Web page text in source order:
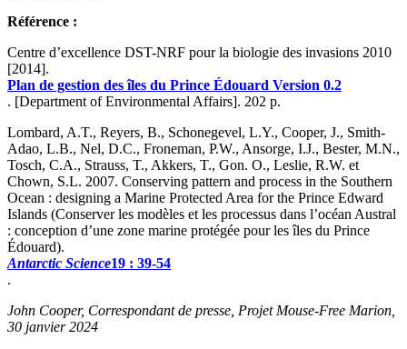
Référence :
Centre d’excellence DST-NRF pour la biologie des invasions 2010
[2014].
Plan de gestion des îles du Prince Édouard Version 0.2
. [Department of Environmental Affairs]. 202 p.
Lombard, A.T., Reyers, B., Schonegevel, L.Y., Cooper, J., Smith-
Adao, L.B., Nel, D.C., Froneman, P.W., Ansorge, I.J., Bester, M.N.,
Tosch, C.A., Strauss, T., Akkers, T., Gon. O., Leslie, R.W. et
Chown, S.L. 2007. Conserving pattern and process in the Southern
Ocean : designing a Marine Protected Area for the Prince Edward
Islands (Conserver les modèles et les processus dans l’océan Austral
: conception d’une zone marine protégée pour les îles du Prince
Édouard).
Antarctic Science19 : 39-54
.
John Cooper, Correspondant de presse, Projet Mouse-Free Marion,
30 janvier 2024